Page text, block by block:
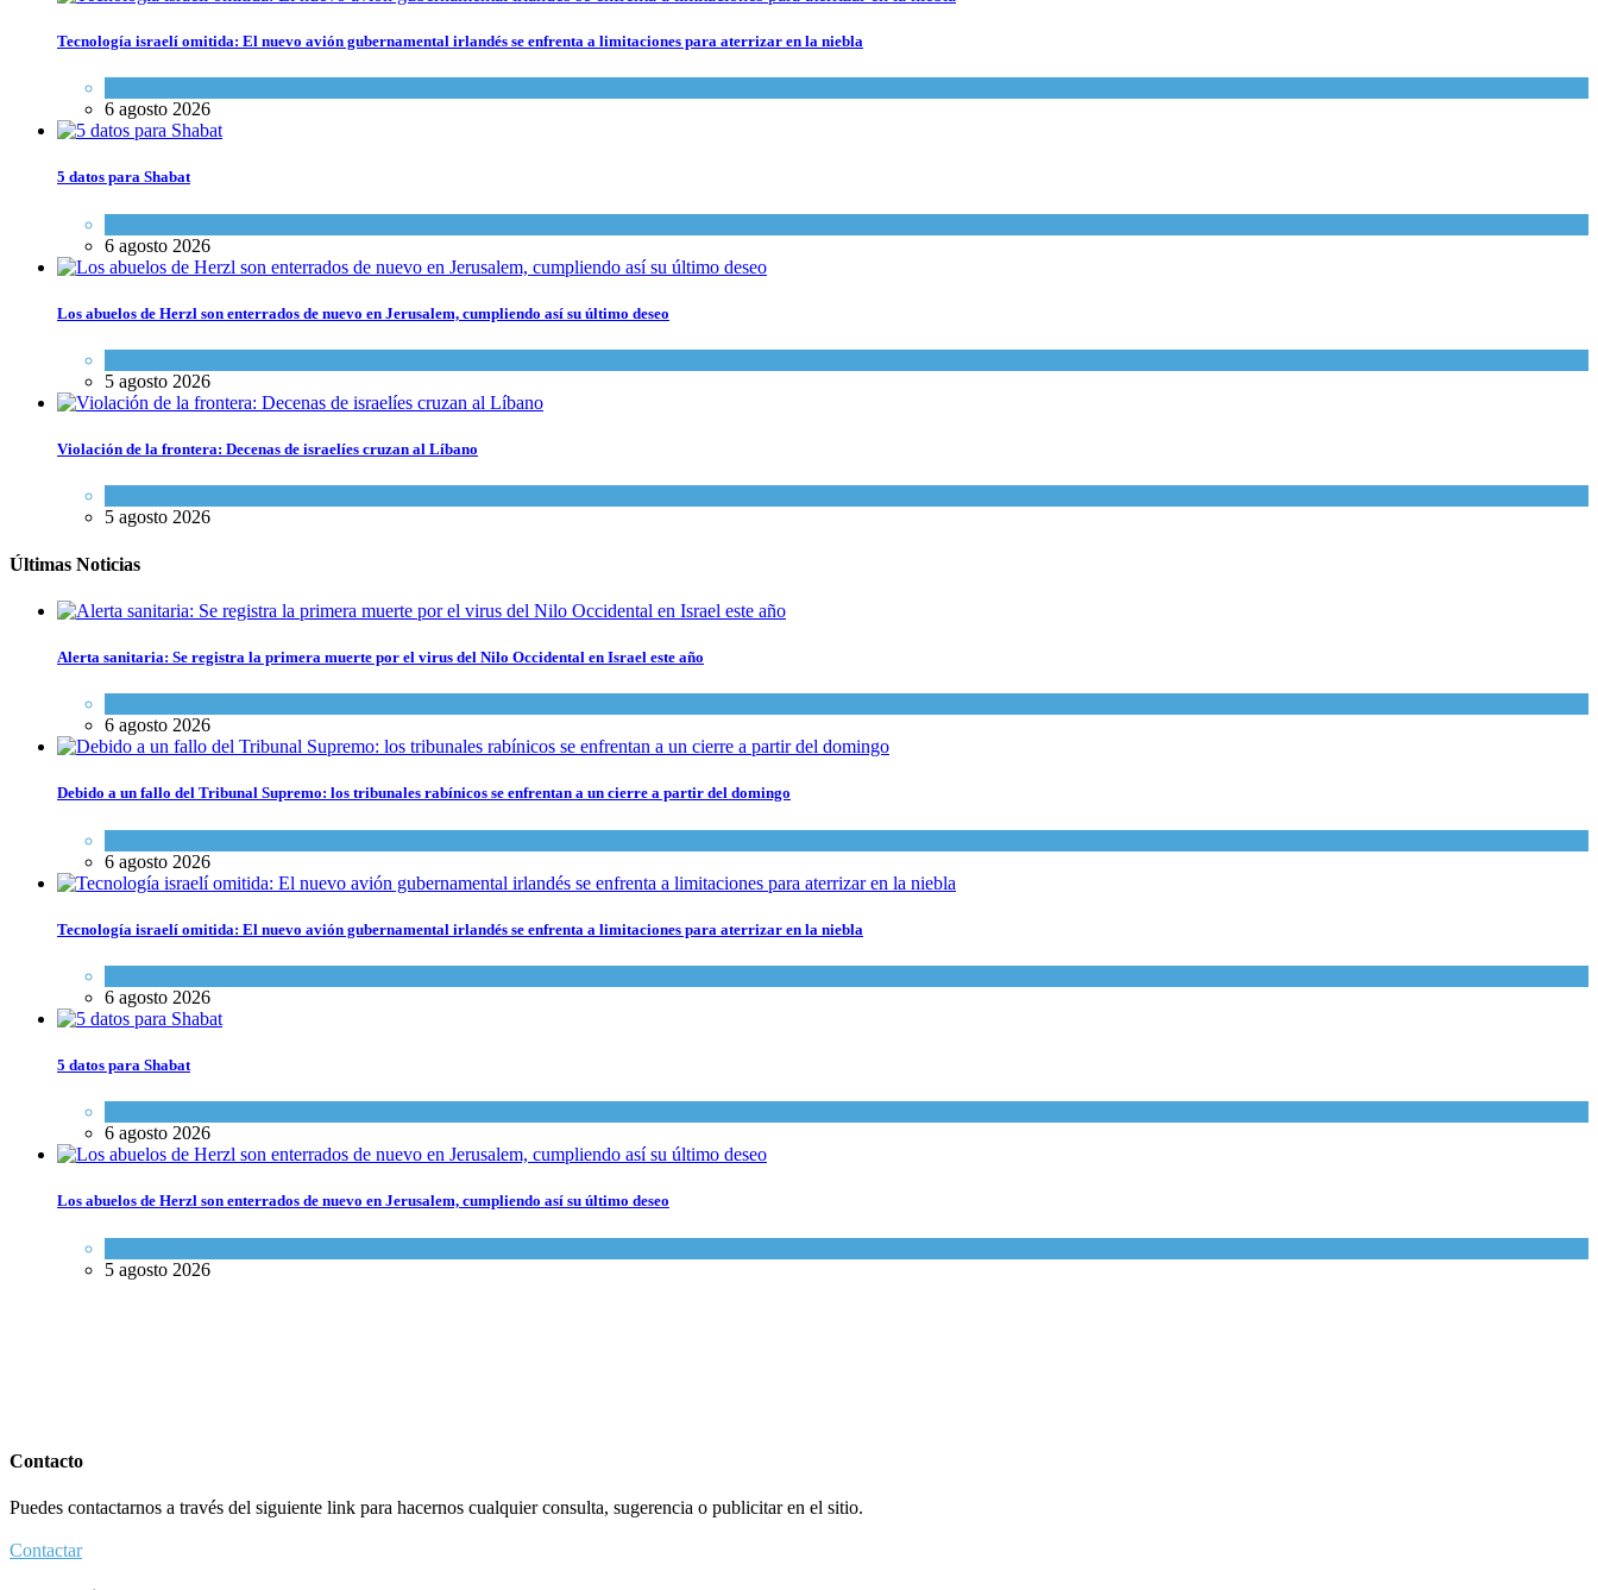
Tecnología israelí omitida: El nuevo avión gubernamental irlandés se enfrenta a limitaciones para aterrizar en la niebla
6 agosto 2026
5 datos para Shabat
6 agosto 2026
Los abuelos de Herzl son enterrados de nuevo en Jerusalem, cumpliendo así su último deseo
5 agosto 2026
Violación de la frontera: Decenas de israelíes cruzan al Líbano
5 agosto 2026
Últimas Noticias
Alerta sanitaria: Se registra la primera muerte por el virus del Nilo Occidental en Israel este año
6 agosto 2026
Debido a un fallo del Tribunal Supremo: los tribunales rabínicos se enfrentan a un cierre a partir del domingo
6 agosto 2026
Tecnología israelí omitida: El nuevo avión gubernamental irlandés se enfrenta a limitaciones para aterrizar en la niebla
6 agosto 2026
5 datos para Shabat
6 agosto 2026
Los abuelos de Herzl son enterrados de nuevo en Jerusalem, cumpliendo así su último deseo
5 agosto 2026
Contacto
Puedes contactarnos a través del siguiente link para hacernos cualquier consulta, sugerencia o publicitar en el sitio.
Contactar